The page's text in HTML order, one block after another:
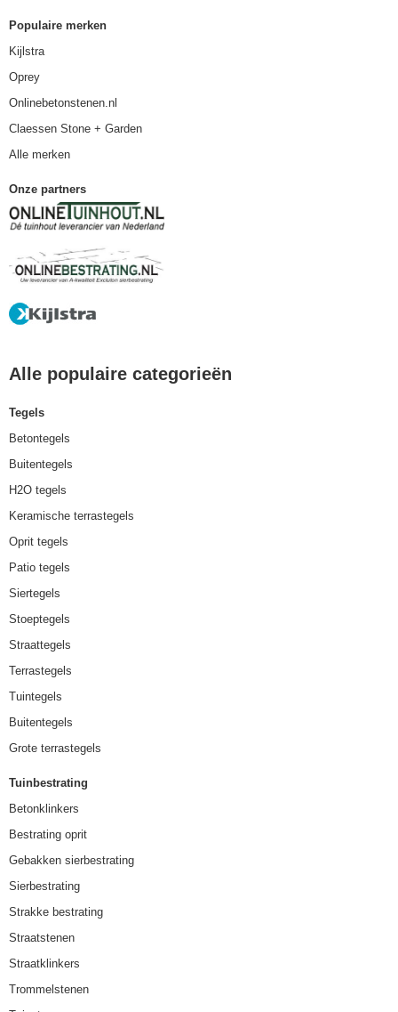
Populaire merken
Kijlstra
Oprey
Onlinebetonstenen.nl
Claessen Stone + Garden
Alle merken
Onze partners
Alle populaire categorieën
Tegels
Betontegels
Buitentegels
H2O tegels
Keramische terrastegels
Oprit tegels
Patio tegels
Siertegels
Stoeptegels
Straattegels
Terrastegels
Tuintegels
Buitentegels
Grote terrastegels
Tuinbestrating
Betonklinkers
Bestrating oprit
Gebakken sierbestrating
Sierbestrating
Strakke bestrating
Straatstenen
Straatklinkers
Trommelstenen